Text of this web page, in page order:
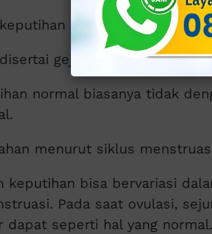
normal biasanya
gejala gatal atau nyeri
normal biasanya tidak
menurut siklus
keputihan bisa bervariasi
Pada saat ovulasi,
dapat seperti hal yang normal.